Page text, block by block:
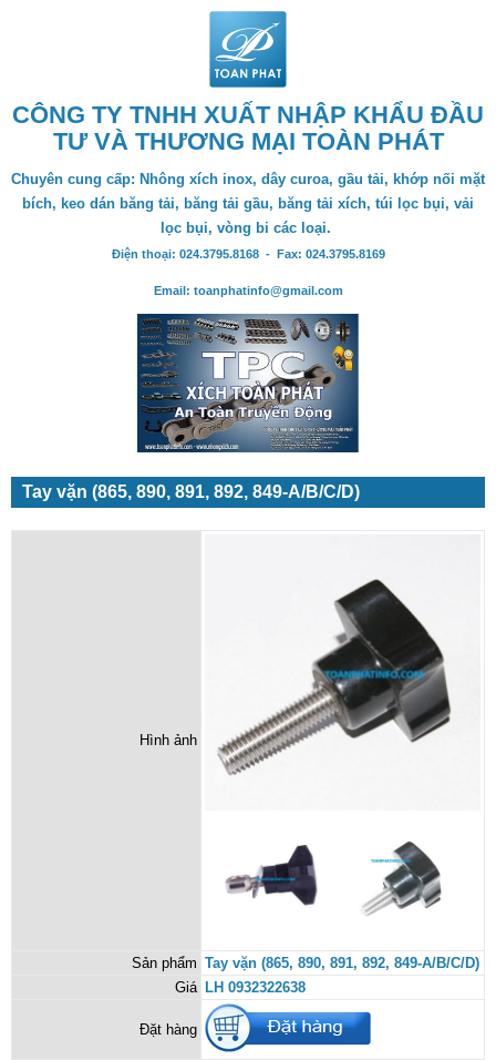
CÔNG TY TNHH XUẤT NHẬP KHẨU ĐẦU
TƯ VÀ THƯƠNG MẠI TOÀN PHÁT
Chuyên cung cấp: Nhông xích inox, dây curoa, gầu tải, khớp nối mặt
bích, keo dán băng tải, băng tải gầu, băng tải xích, túi lọc bụi, vải
lọc bụi, vòng bi các loại.
Điện thoại: 024.3795.8168 - Fax: 024.3795.8169
Email: toanphatinfo@gmail.com
Tay vặn (865, 890, 891, 892, 849-A/B/C/D)
Hình ảnh
Sản phẩm Tay vặn (865, 890, 891, 892, 849-A/B/C/D)
Giá LH 0932322638
Đặt hàng